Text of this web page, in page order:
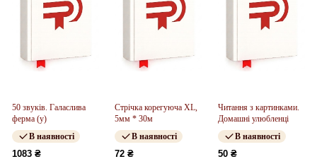
50 звуків. Галаслива
ферма (у)
В наявності
1083 ₴
Стрічка корегуюча XL,
5мм * 30м
В наявності
72 ₴
Читання з картинками.
Домашні улюбленці
В наявності
50 ₴